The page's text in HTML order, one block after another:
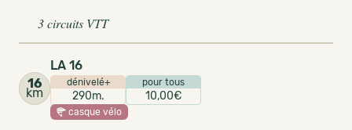
3 circuits VTT
16
km
LA 16
dénivelé+
290m.
pour tous
10,00€
casque vélo